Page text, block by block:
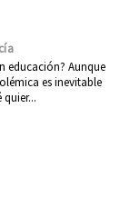
educación? Aunque
es inevitable